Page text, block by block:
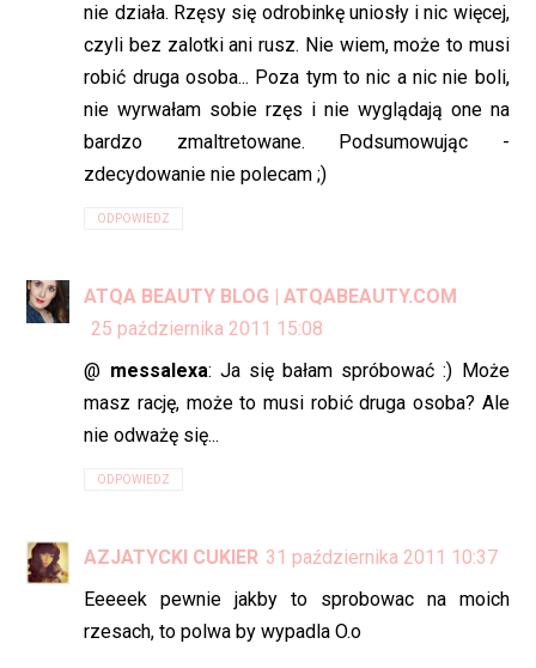
nie działa. Rzęsy się odrobinkę uniosły i nic więcej,
czyli bez zalotki ani rusz. Nie wiem, może to musi
robić druga osoba... Poza tym to nic a nic nie boli,
nie wyrwałam sobie rzęs i nie wyglądają one na
bardzo zmaltretowane. Podsumowując -
zdecydowanie nie polecam ;)
ODPOWIEDZ
ATQA BEAUTY BLOG | ATQABEAUTY.COM
25 października 2011 15:08
@ messalexa: Ja się bałam spróbować :) Może
masz rację, może to musi robić druga osoba? Ale
nie odważę się...
ODPOWIEDZ
AZJATYCKI CUKIER 31 października 2011 10:37
Eeeeek pewnie jakby to sprobowac na moich
rzesach, to polwa by wypadla O.o